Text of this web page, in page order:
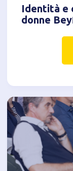
Identità e
donne